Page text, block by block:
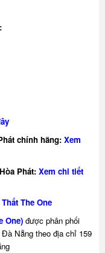
chính hãng: Xem
Phát: Xem chi tiết
The One
One)được phân phối
Nẵng theo địa chỉ 159